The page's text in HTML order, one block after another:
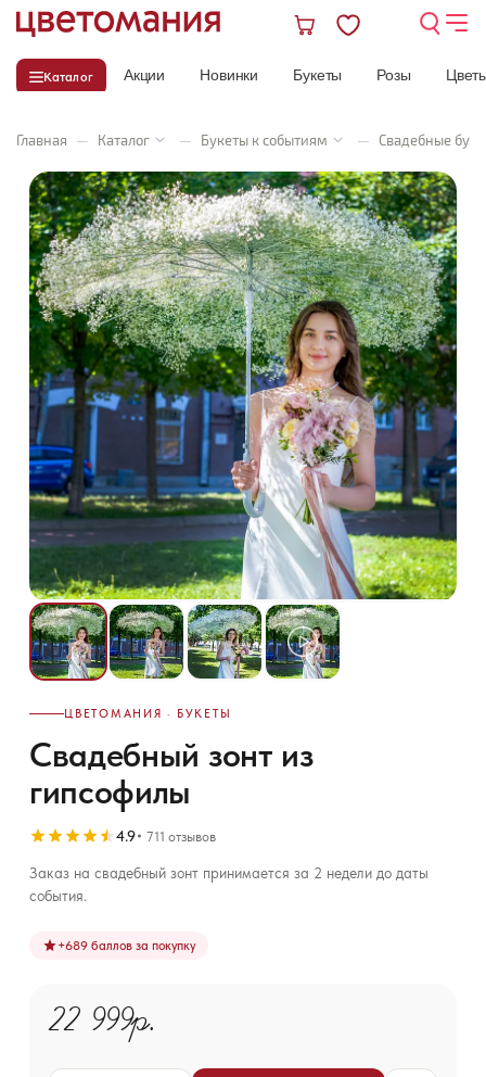
Каталог Акции Новинки Букеты Розы
Главная — Каталог — Букеты к событиям — Свадебные
ЦВЕТОМАНИЯ · БУКЕТЫ
Свадебный зонт из
гипсофилы
4.9 711 отзывов
Заказ на свадебный зонт принимается за 2 недели до даты
события.
+689 баллов за покупку
22 999р.